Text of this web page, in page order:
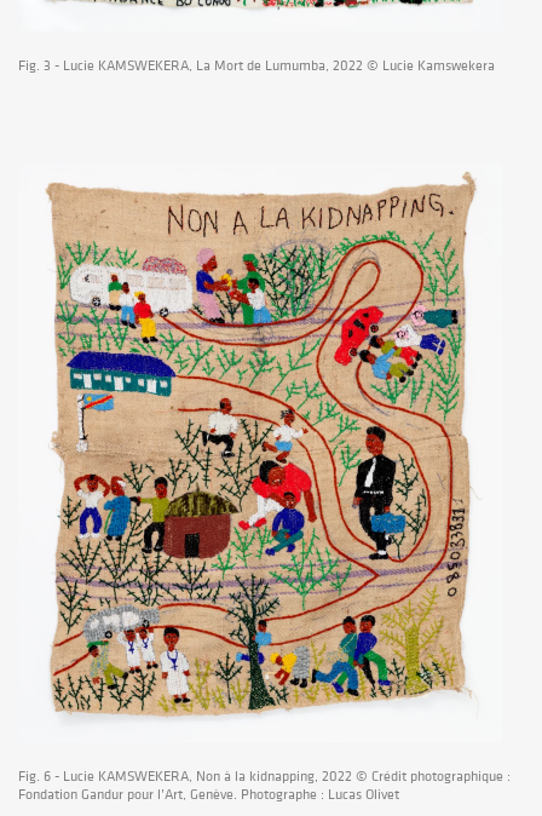
Fig. 3 - Lucie KAMSWEKERA, La Mort de Lumumba, 2022 © Lucie Kamswekera
Fig. 6 - Lucie KAMSWEKERA, Non à la kidnapping, 2022 © Crédit photographique :
Fondation Gandur pour l’Art, Genève. Photographe : Lucas Olivet